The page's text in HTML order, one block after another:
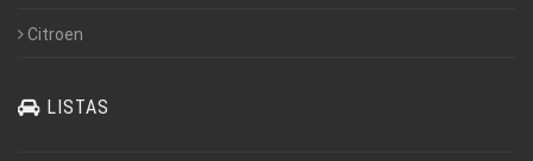
Citroen
LISTAS